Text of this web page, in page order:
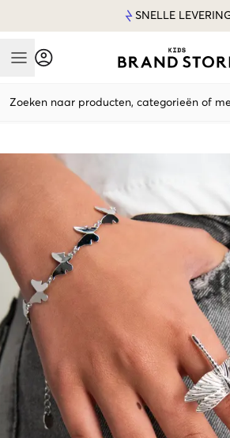
SNELLE
Mobile Menu
Zoeken naar producten, categorieën of